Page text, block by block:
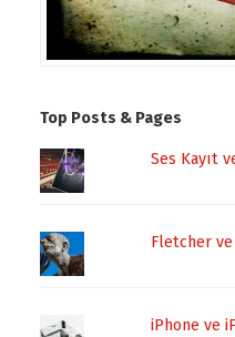
Top Posts & Pages
Ses Kayıt
Fletcher
iPhone ve